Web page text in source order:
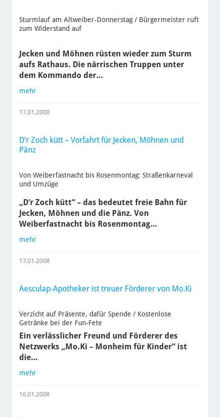
Sturmlauf am Altweiber-Donnerstag / Bürgermeister ruft
zum Widerstand auf
Jecken und Möhnen rüsten wieder zum Sturm
aufs Rathaus. Die närrischen Truppen unter
dem Kommando der…
mehr
17.01.2008
D’r Zoch kütt – Vorfahrt für Jecken, Möhnen und
Pänz
Von Weiberfastnacht bis Rosenmontag: Straßenkarneval
und Umzüge
„D’r Zoch kütt“ – das bedeutet freie Bahn für
Jecken, Möhnen und die Pänz. Von
Weiberfastnacht bis Rosenmontag…
mehr
17.01.2008
Aesculap-Apotheker ist treuer Förderer von Mo.Ki
Verzicht auf Präsente, dafür Spende / Kostenlose
Getränke bei der Fun-Fete
Ein verlässlicher Freund und Förderer des
Netzwerks „Mo.Ki – Monheim für Kinder“ ist
die…
mehr
16.01.2008